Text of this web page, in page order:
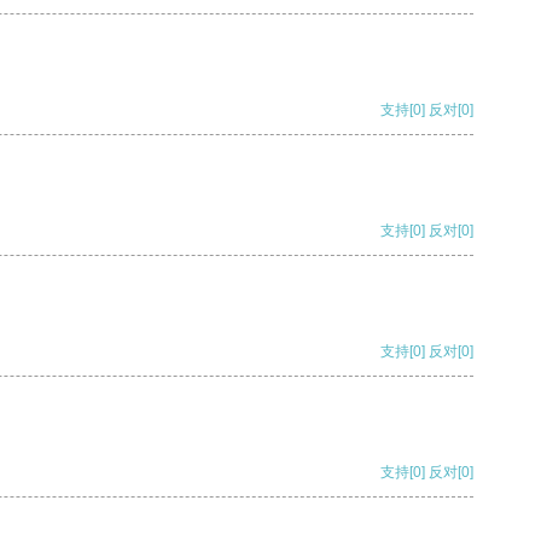
支持[0] 反对[0]
支持[0] 反对[0]
支持[0] 反对[0]
支持[0] 反对[0]